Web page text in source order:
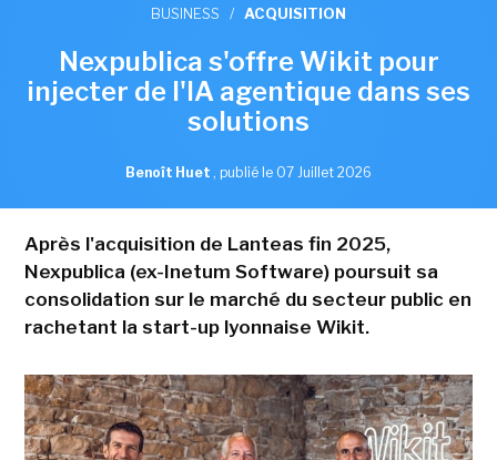
BUSINESS / ACQUISITION
Nexpublica s'offre Wikit pour
injecter de l'IA agentique dans ses
solutions
Benoît Huet , publié le 07 Juillet 2026
Après l'acquisition de Lanteas fin 2025,
Nexpublica (ex-Inetum Software) poursuit sa
consolidation sur le marché du secteur public en
rachetant la start-up lyonnaise Wikit.